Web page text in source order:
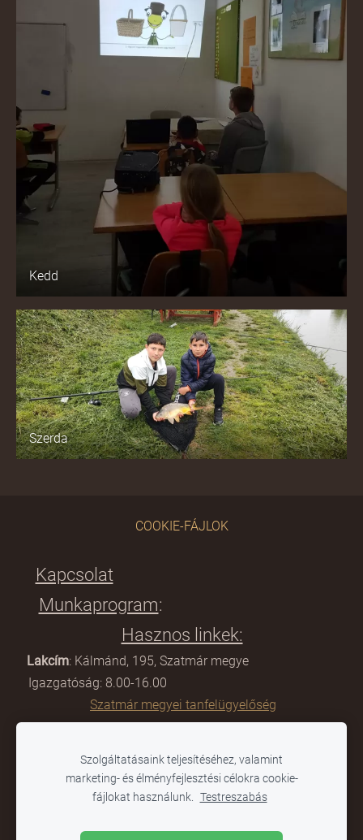
Kedd
Szerda
COOKIE-FÁJLOK
Kapcsolat
Munkaprogram:
Hasznos linkek:
Lakcím: Kálmánd, 195, Szatmár megye
Igazgatóság: 8.00-16.00
Szatmár megyei tanfelügyelőség
Titkárság: 8:00-12.00
Tanügyminisztérium
0361-804 284
Szolgáltatásaink teljesítéséhez, valamint
marketing- és élményfejlesztési célokra cookie-
fájlokat használunk. Testreszabás